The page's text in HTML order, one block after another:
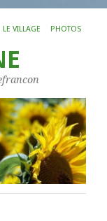
LE VILLAGE PHOTOS